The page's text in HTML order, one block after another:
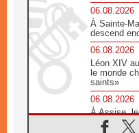
06.08.2026
À Sainte-
descend
06.08.2026
Léon XIV
le monde
saints»
06.08.2026
À Assise,
«les